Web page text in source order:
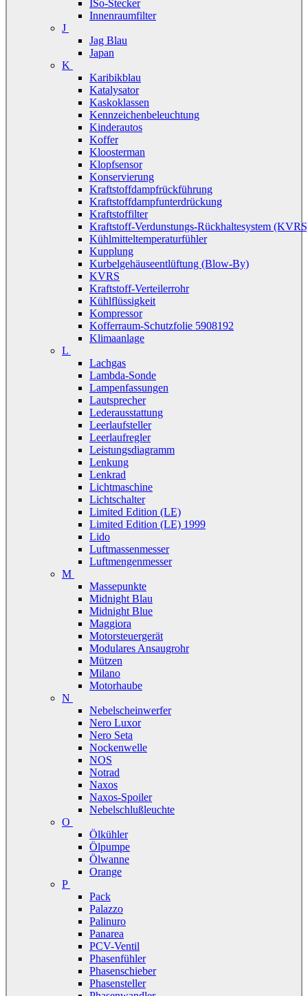
ISo-Stecker
Innenraumfilter
J
Jag Blau
Japan
K
Karibikblau
Katalysator
Kaskoklassen
Kennzeichenbeleuchtung
Kinderautos
Koffer
Kloosterman
Klopfsensor
Konservierung
Kraftstoffdampfrückführung
Kraftstoffdampfunterdrückung
Kraftstoffilter
Kraftstoff-Verdunstungs-Rückhaltesystem
Kühlmitteltemperaturfühler
Kupplung
Kurbelgehäuseentlüftung (Blow-By)
KVRS
Kraftstoff-Verteilerrohr
Kühlflüssigkeit
Kompressor
Kofferraum-Schutzfolie 5908192
Klimaanlage
L
Lachgas
Lambda-Sonde
Lampenfassungen
Lautsprecher
Lederausstattung
Leerlaufsteller
Leerlaufregler
Leistungsdiagramm
Lenkung
Lenkrad
Lichtmaschine
Lichtschalter
Limited Edition (LE)
Limited Edition (LE) 1999
Lido
Luftmassenmesser
Luftmengenmesser
M
Massepunkte
Midnight Blau
Midnight Blue
Maggiora
Motorsteuergerät
Modulares Ansaugrohr
Mützen
Milano
Motorhaube
N
Nebelscheinwerfer
Nero Luxor
Nero Seta
Nockenwelle
NOS
Notrad
Naxos
Naxos-Spoiler
Nebelschlußleuchte
O
Ölkühler
Ölpumpe
Ölwanne
Orange
P
Pack
Palazzo
Palinuro
Panarea
PCV-Ventil
Phasenfühler
Phasenschieber
Phasensteller